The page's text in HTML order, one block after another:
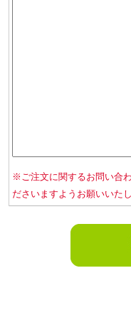
※ご注文に関するお問い合
ださいますようお願いいたし